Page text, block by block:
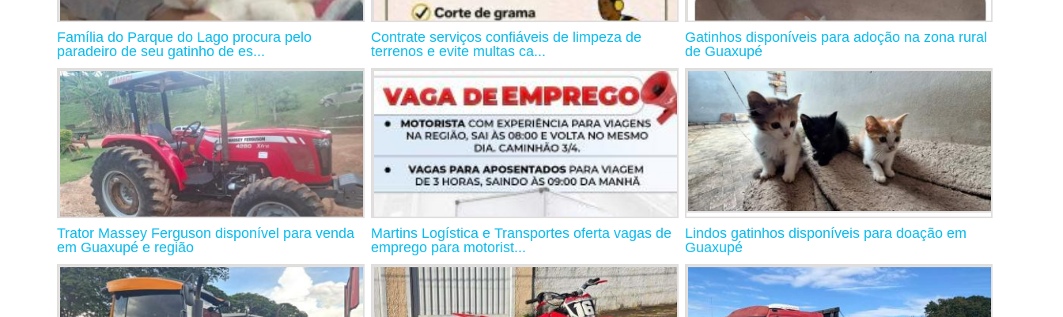
Família do Parque do Lago procura pelo
paradeiro de seu gatinho de es...
Contrate serviços confiáveis de limpeza de
terrenos e evite multas ca...
Gatinhos disponíveis para adoção na zona rural
de Guaxupé
Trator Massey Ferguson disponível para venda
em Guaxupé e região
Martins Logística e Transportes oferta vagas de
emprego para motorist...
Lindos gatinhos disponíveis para doação em
Guaxupé